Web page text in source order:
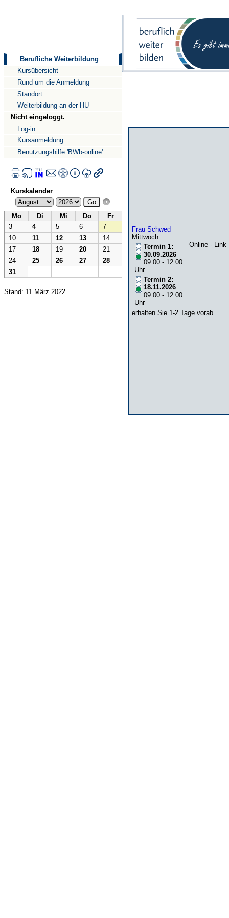
Berufliche Weiterbildung
Kursübersicht
Rund um die Anmeldung
Standort
Weiterbildung an der HU
Nicht eingeloggt.
Log-in
Kursanmeldung
Benutzungshilfe 'BWb-online'
Kurskalender
Mo Di Mi Do
Fr
3
4 5 6
7
10
11 12 13
14
17
18 19 20
21
24
25 26 27
28
31
Stand: 11.März 2022
Frau Schwed
Mittwoch
Termin 1:
30.09.2026
09:00 - 12:00
Uhr
Termin 2:
18.11.2026
09:00 - 12:00
Uhr
Online - Link
erhalten Sie 1-2 Tage vorab